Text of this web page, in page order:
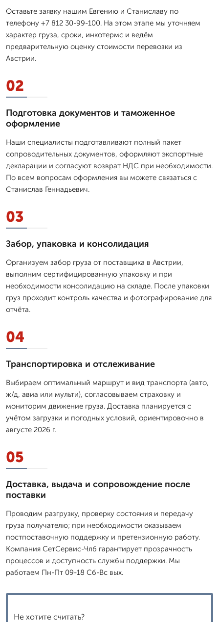
Оставьте заявку нашим Евгению и Станиславу по
телефону +7 812 30-99-100. На этом этапе мы уточняем
характер груза, сроки, инкотермс и ведём
предварительную оценку стоимости перевозки из
Австрии.
02
Подготовка документов и таможенное
оформление
Наши специалисты подготавливают полный пакет
сопроводительных документов, оформляют экспортные
декларации и согласуют возврат НДС при необходимости.
По всем вопросам оформления вы можете связаться с
Станислав Геннадьевич.
03
Забор, упаковка и консолидация
Организуем забор груза от поставщика в Австрии,
выполним сертифицированную упаковку и при
необходимости консолидацию на складе. После упаковки
груз проходит контроль качества и фотографирование для
отчёта.
04
Транспортировка и отслеживание
Выбираем оптимальный маршрут и вид транспорта (авто,
ж/д, авиа или мульти), согласовываем страховку и
мониторим движение груза. Доставка планируется с
учётом загрузки и погодных условий, ориентировочно в
августе 2026 г.
05
Доставка, выдача и сопровождение после
поставки
Проводим разгрузку, проверку состояния и передачу
груза получателю; при необходимости оказываем
постпоставочную поддержку и претензионную работу.
Компания СетСервис-Члб гарантирует прозрачность
процессов и доступность службы поддержки. Мы
работаем Пн-Пт 09-18 Сб-Вс вых.
Не хотите считать?